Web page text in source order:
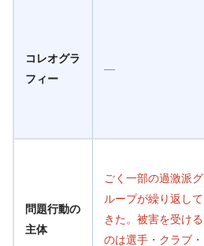
コレオグラ
フィー
—
問題行動の
主体
ごく一部の過激派グ
ループが繰り返して
きた。被害を受ける
のは選手・クラブ・